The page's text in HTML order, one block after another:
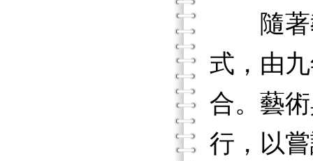
隨著教
式，由
合。藝
行，以